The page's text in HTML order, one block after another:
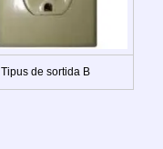
Tipus de sortida B